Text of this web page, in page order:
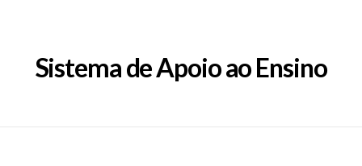
Sistema de Apoio ao Ensino